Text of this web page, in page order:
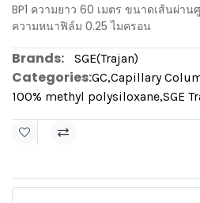
BP1 ความยาว 60 เมตร ขนาดเส้นผ่า
ความหนาฟิล์ม 0.25 ไมครอน
Brands: SGE(Trajan)
Categories:GC,Capillary
100% methyl polysiloxane,SGE